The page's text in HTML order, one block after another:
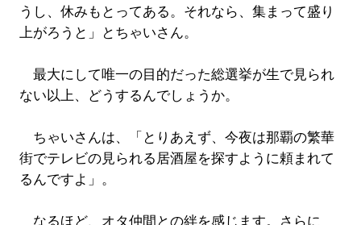
うし、休みもとってある。それなら、集まって盛り
上がろうと」とちゃいさん。
最大にして唯一の目的だった総選挙が生で見られ
ない以上、どうするんでしょうか。
ちゃいさんは、「とりあえず、今夜は那覇の繁華
街でテレビの見られる居酒屋を探すように頼まれて
るんですよ」。
なるほど、オタ仲間との絆を感じます。さらに